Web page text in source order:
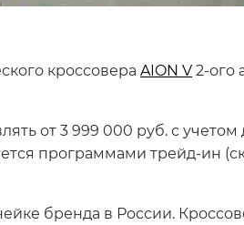
кроссовера AION V2-ого
от 3 999 000 руб. с
программами трейд-ин
бренда в России.